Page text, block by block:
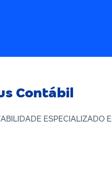
Contábil
ESPECIALIZADO